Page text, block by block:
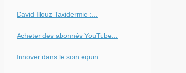
David Illouz Taxidermie :...
Acheter des abonnés YouTube...
Innover dans le soin équin :...